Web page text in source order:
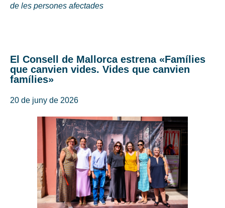
de les persones afectades
El Consell de Mallorca estrena «Famílies
que canvien vides. Vides que canvien
famílies»
20 de juny de 2026